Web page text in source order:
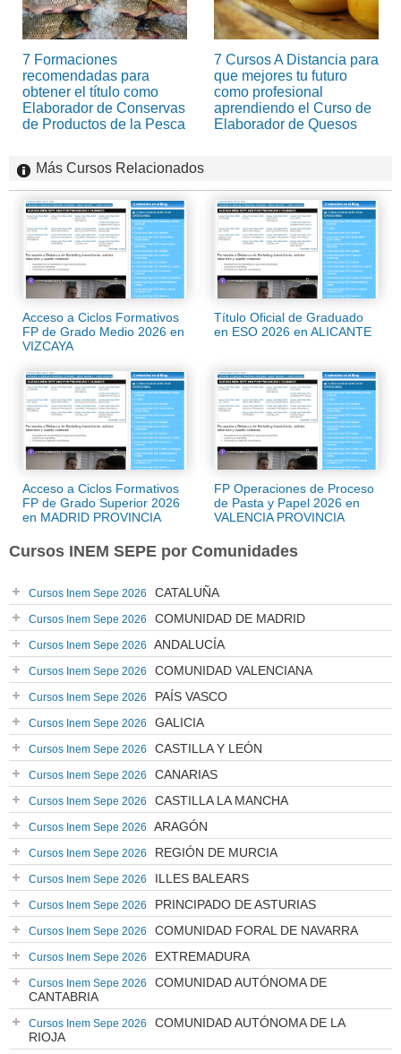
7 Formaciones
recomendadas para
obtener el título como
Elaborador de Conservas
de Productos de la Pesca
7 Cursos A Distancia para
que mejores tu futuro
como profesional
aprendiendo el Curso de
Elaborador de Quesos
Más Cursos Relacionados
Acceso a Ciclos Formativos
FP de Grado Medio 2026 en
VIZCAYA
Título Oficial de Graduado
en ESO 2026 en ALICANTE
Acceso a Ciclos Formativos
FP de Grado Superior 2026
en MADRID PROVINCIA
FP Operaciones de Proceso
de Pasta y Papel 2026 en
VALENCIA PROVINCIA
Cursos INEM SEPE por Comunidades
Cursos Inem Sepe 2026 CATALUÑA
Cursos Inem Sepe 2026 COMUNIDAD DE MADRID
Cursos Inem Sepe 2026 ANDALUCÍA
Cursos Inem Sepe 2026 COMUNIDAD VALENCIANA
Cursos Inem Sepe 2026 PAÍS VASCO
Cursos Inem Sepe 2026 GALICIA
Cursos Inem Sepe 2026 CASTILLA Y LEÓN
Cursos Inem Sepe 2026 CANARIAS
Cursos Inem Sepe 2026 CASTILLA LA MANCHA
Cursos Inem Sepe 2026 ARAGÓN
Cursos Inem Sepe 2026 REGIÓN DE MURCIA
Cursos Inem Sepe 2026 ILLES BALEARS
Cursos Inem Sepe 2026 PRINCIPADO DE ASTURIAS
Cursos Inem Sepe 2026 COMUNIDAD FORAL DE NAVARRA
Cursos Inem Sepe 2026 EXTREMADURA
Cursos Inem Sepe 2026
COMUNIDAD AUTÓNOMA DE
CANTABRIA
Cursos Inem Sepe 2026
COMUNIDAD AUTÓNOMA DE LA
RIOJA